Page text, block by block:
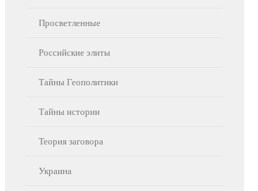
Просветленные
Российские элиты
Тайны Геополитики
Тайны истории
Теория заговора
Украина